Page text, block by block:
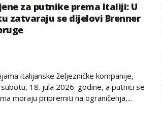
za putnike prema Italiji: U
zatvaraju se dijelovi Brenner
italijanske željezničke kompanije,
18. jula 2026. godine, a putnici se
moraju pripremiti na ograničenja,...